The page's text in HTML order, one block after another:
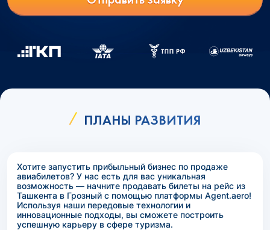
ПЛАНЫ РАЗВИТИЯ
Хотите запустить прибыльный бизнес по продаже
авиабилетов? У нас есть для вас уникальная
возможность — начните продавать билеты на рейс из
Ташкента в Грозный с помощью платформы Agent.aero!
Используя наши передовые технологии и
инновационные подходы, вы сможете построить
успешную карьеру в сфере туризма.